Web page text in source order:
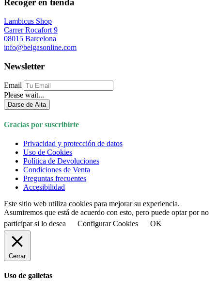
Recoger en tienda
Lambicus Shop
Carrer Rocafort 9
08015 Barcelona
info@belgasonline.com
Newsletter
Email
Please wait...
Darse de Alta
Gracias por suscribirte
Privacidad y protección de datos
Uso de Cookies
Política de Devoluciones
Condiciones de Venta
Preguntas frecuentes
Accesibilidad
Este sitio web utiliza cookies para mejorar su experiencia.
Asumiremos que está de acuerdo con esto, pero puede optar por no
participar si lo desea
Configurar Cookies OK
Cerrar
Uso de galletas